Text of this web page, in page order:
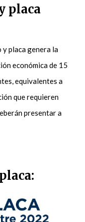
placa
y placa genera la
económica de 15
equivalentes a
que requieren
presentar a